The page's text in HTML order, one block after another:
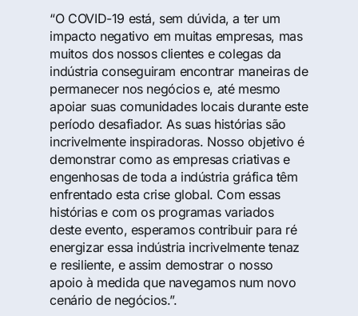
“O COVID-19 está, sem dúvida, a ter um
impacto negativo em muitas empresas, mas
muitos dos nossos clientes e colegas da
indústria conseguiram encontrar maneiras de
permanecer nos negócios e, até mesmo
apoiar suas comunidades locais durante este
período desafiador. As suas histórias são
incrivelmente inspiradoras. Nosso objetivo é
demonstrar como as empresas criativas e
engenhosas de toda a indústria gráfica têm
enfrentado esta crise global. Com essas
histórias e com os programas variados
deste evento, esperamos contribuir para ré
energizar essa indústria incrivelmente tenaz
e resiliente, e assim demostrar o nosso
apoio à medida que navegamos num novo
cenário de negócios.”.